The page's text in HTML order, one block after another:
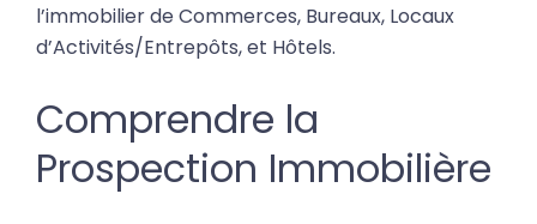
l’immobilier de Commerces, Bureaux, Locaux
d’Activités/Entrepôts, et Hôtels.
Comprendre la
Prospection Immobilière